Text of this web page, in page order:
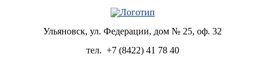
Ульяновск, ул. Федерации, дом № 25, оф. 32
тел. +7 (8422) 41 78 40